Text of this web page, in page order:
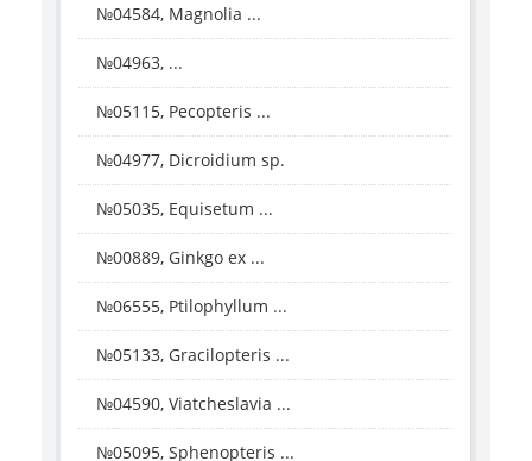
№04584, Magnolia ...
№04963, ...
№05115, Pecopteris ...
№04977, Dicroidium sp.
№05035, Equisetum ...
№00889, Ginkgo ex ...
№06555, Ptilophyllum ...
№05133, Gracilopteris ...
№04590, Viatcheslavia ...
№05095, Sphenopteris ...